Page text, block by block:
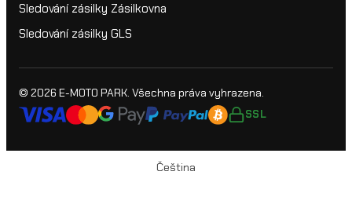
Sledování zásilky Zásilkovna
Sledování zásilky GLS
© 2026 E-MOTO PARK. Všechna práva vyhrazena.
SSL
Čeština